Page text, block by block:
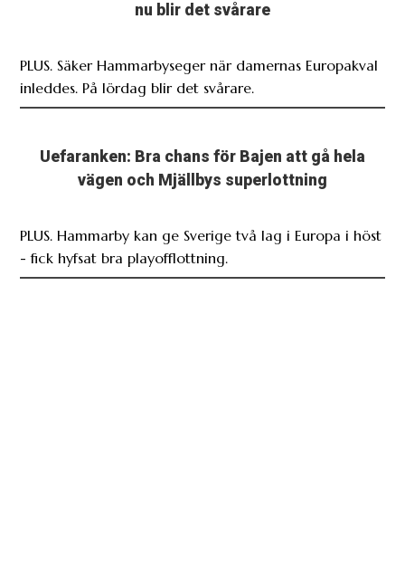
nu blir det svårare
PLUS. Säker Hammarbyseger när damernas Europakval
inleddes. På lördag blir det svårare.
Uefaranken: Bra chans för Bajen att gå hela
vägen och Mjällbys superlottning
PLUS. Hammarby kan ge Sverige två lag i Europa i höst
- fick hyfsat bra playofflottning.